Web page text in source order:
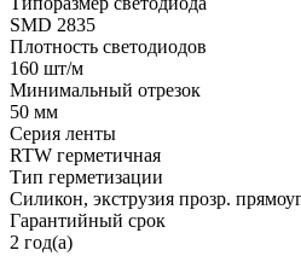
SMD 2835
Плотность светодиодов
160 шт/м
Минимальный отрезок
50 мм
Серия ленты
RTW герметичная
Тип герметизации
Силикон, экструзия прозр.
Гарантийный срок
2 год(а)